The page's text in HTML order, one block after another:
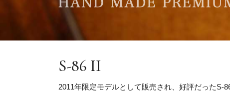
S-86 II
2011年限定モデルとして販売され、好評だったS-